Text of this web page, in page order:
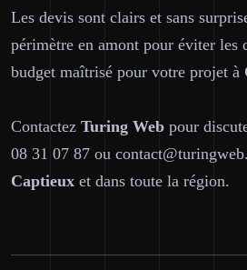
Les devis sont clairs et sans
périmètre en amont pour éviter les
budget maîtrisé pour votre projet à
Contactez Turing Web pour
08 31 07 87 ou
Captieux et dans toute la région.